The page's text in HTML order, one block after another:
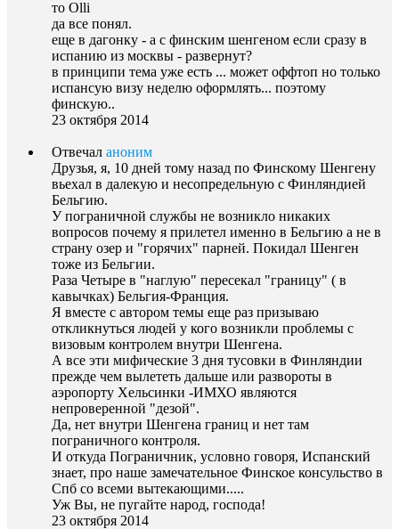
то Olli
да все понял.
еще в дагонку - а с финским шенгеном если сразу в
испанию из москвы - развернут?
в принципи тема уже есть ... может оффтоп но только
испансую визу неделю оформлять... поэтому
финскую..
23 октября 2014
Отвечал аноним
Друзья, я, 10 дней тому назад по Финскому Шенгену
вьехал в далекую и несопредельную с Финляндией
Бельгию.
У пограничной службы не возникло никаких
вопросов почему я прилетел именно в Бельгию а не в
страну озер и "горячих" парней. Покидал Шенген
тоже из Бельгии.
Раза Четыре в "наглую" пересекал "границу" ( в
кавычках) Бельгия-Франция.
Я вместе с автором темы еще раз призываю
откликнуться людей у кого возникли проблемы с
визовым контролем внутри Шенгена.
А все эти мифические 3 дня тусовки в Финляндии
прежде чем вылететь дальше или развороты в
аэропорту Хельсинки -ИМХО являются
непроверенной "дезой".
Да, нет внутри Шенгена границ и нет там
пограничного контроля.
И откуда Пограничник, условно говоря, Испанский
знает, про наше замечательное Финское консульство в
Спб со всеми вытекающими.....
Уж Вы, не пугайте народ, господа!
23 октября 2014